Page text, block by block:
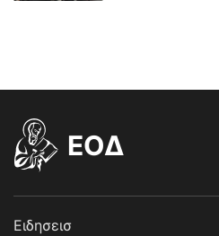
EOΔ
Ειδησεισ